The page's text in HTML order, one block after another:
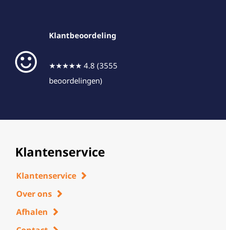
Klantbeoordeling
★★★★★ 4.8 (3555
beoordelingen)
Klantenservice
Klantenservice
Over ons
Afhalen